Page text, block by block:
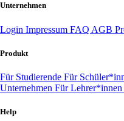
Unternehmen
Login Impressum FAQ AGB
Produkt
Für Studierende Für
Unternehmen Für Lehrer*innen
Help